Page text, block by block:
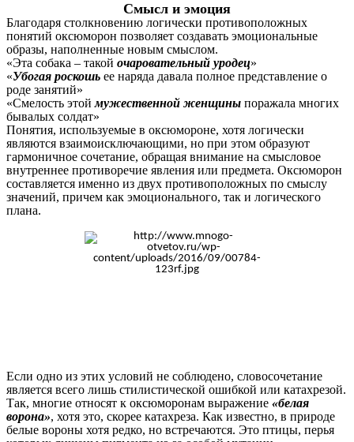
Смысл и эмоция
Благодаря столкновению логически противоположных
понятий оксюморон позволяет создавать эмоциональные
образы, наполненные новым смыслом.
«Эта собака – такой очаровательный уродец»
«Убогая роскошь ее наряда давала полное представление о
роде занятий»
«Смелость этоймужественной женщины поражала многих
бывалых солдат»
Понятия, используемые в оксюмороне, хотя логически
являются взаимоисключающими, но при этом образуют
гармоничное сочетание, обращая внимание на смысловое
внутреннее противоречие явления или предмета. Оксюморон
составляется именно из двух противоположных по смыслу
значений, причем как эмоционального, так и логического
плана.
Если одно из этих условий не соблюдено, словосочетание
является всего лишь стилистической ошибкой или катахрезой.
Так, многие относят к оксюморонам выражение «белая
ворона», хотя это, скорее катахреза. Как известно, в природе
белые вороны хотя редко, но встречаются. Это птицы, перья